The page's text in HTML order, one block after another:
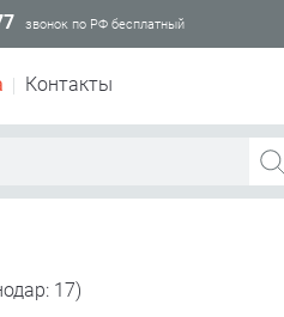
звонок по РФ бесплатный
Контакты
17)